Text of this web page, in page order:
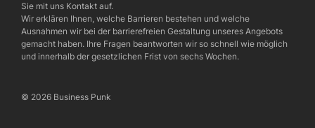
Sie mit uns Kontakt auf.
Wir erklären Ihnen, welche Barrieren bestehen und welche
Ausnahmen wir bei der barrierefreien Gestaltung unseres Angebots
gemacht haben. Ihre Fragen beantworten wir so schnell wie möglich
und innerhalb der gesetzlichen Frist von sechs Wochen.
© 2026 Business Punk